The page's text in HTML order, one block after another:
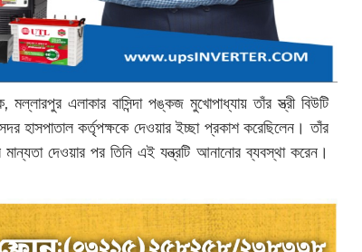
এলাকার বাসিন্দা পঙ্কজ মুখোপাধ্যায় তাঁর স্ত্রী বিউটি
হাসপাতাল কর্তৃপক্ষকে দেওয়ার ইচ্ছা প্রকাশ করেছিলেন। তাঁর
দেওয়ার পর তিনি এই যন্ত্রটি আনানোর ব্যবস্থা করেন।